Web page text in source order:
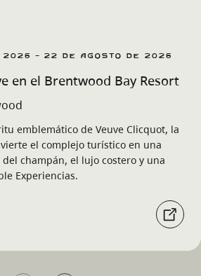
- 22 de agosto de 2026
en el Brentwood Bay Resort
emblemático de Veuve Clicquot, la
el complejo turístico en una
champán, el lujo costero y una
Experiencias.